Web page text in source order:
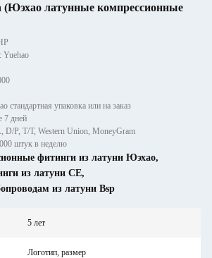
(Юэхао латунные компрессионные
Yuehao
стандартная упаковка или на заказ
7 дней
D/P, T/T, Western Union, MoneyGram
штук в неделю
фитинги из латуни Юэхао,
из латуни CE,
из латуни Bsp
5 лет
Логотип, размер